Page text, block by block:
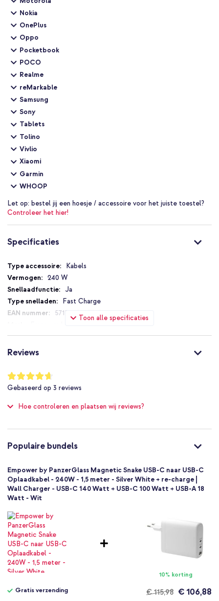
Nokia
OnePlus
Oppo
Pocketbook
POCO
Realme
reMarkable
Samsung
Sony
Tablets
Tolino
Vivlio
Xiaomi
Garmin
WHOOP
Let op: bestel jij een hoesje / accessoire voor het juiste toestel?
Controleer het hier!
Specificaties
Toon alle specificaties
Specificaties
Kabels
240 W
Ja
Fast Charge
5715685027703
EM84572
Laptop, Smartphone, Tablet, Draadloze oortjes
USB-C naar USB-C
Nee
Zilver
Reviews
Waardering:
93
%
of
Gebaseerd op 3 reviews
Hoe controleren en plaatsen wij reviews?
Populaire bundels
Empower by PanzerGlass Magnetic Snake USB-C naar USB-C
Oplaadkabel - 240W - 1,5 meter - Silver White + re-charge |
Wall Charger - USB-C 140 Watt + USB-C 100 Watt + USB-A 18
Watt - Wit
10% korting
€ 115,98
Gratis verzending € 106,88